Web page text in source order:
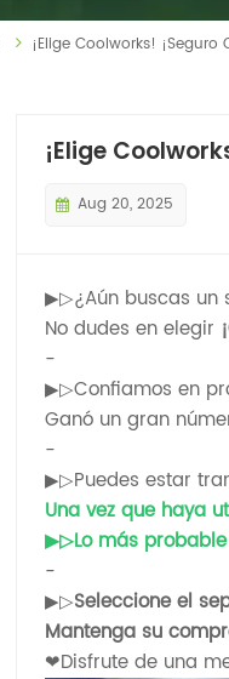
¡Elige Coolworks! ¡Seguro
¡Elige
Aug 20, 2025
▶▷¿Aún buscas un
No dudes en elegir
-
▶▷Confiamos en
Ganó un gran
-
▶▷Puedes estar
Una vez que haya
▶▷Lo más
-
▶▷Seleccione el
Mantenga su
❤Disfrute de una